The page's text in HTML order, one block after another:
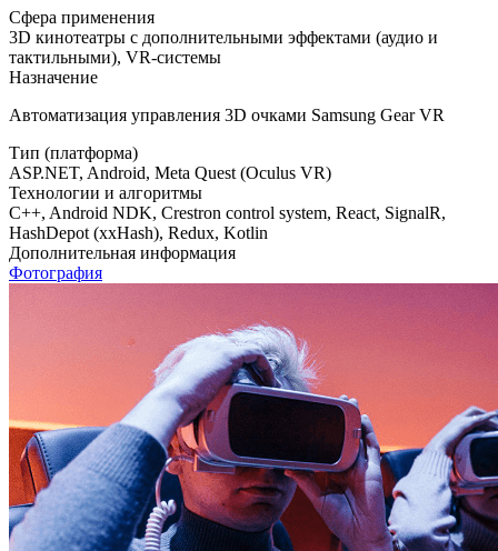
Сфера применения
3D кинотеатры с дополнительными эффектами (аудио и
тактильными), VR-системы
Назначение
Автоматизация управления 3D очками Samsung Gear VR
Тип (платформа)
ASP.NET, Android, Meta Quest (Oculus VR)
Технологии и алгоритмы
C++, Android NDK, Crestron control system, React, SignalR,
HashDepot (xxHash), Redux, Kotlin
Дополнительная информация
Фотография